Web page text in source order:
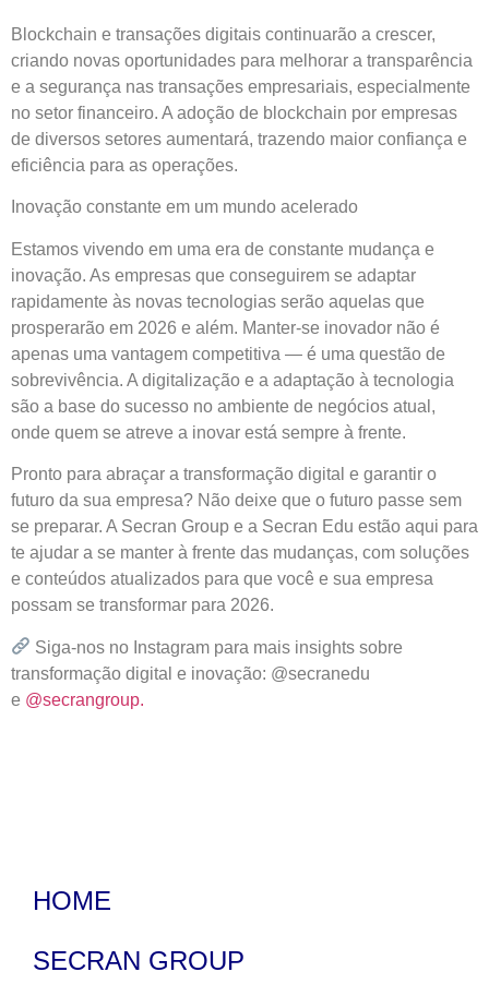
Blockchain e transações digitais continuarão a crescer,
criando novas oportunidades para melhorar a transparência
e a segurança nas transações empresariais, especialmente
no setor financeiro. A adoção de blockchain por empresas
de diversos setores aumentará, trazendo maior confiança e
eficiência para as operações.
Inovação constante em um mundo acelerado
Estamos vivendo em uma era de constante mudança e
inovação. As empresas que conseguirem se adaptar
rapidamente às novas tecnologias serão aquelas que
prosperarão em 2026 e além. Manter-se inovador não é
apenas uma vantagem competitiva — é uma questão de
sobrevivência. A digitalização e a adaptação à tecnologia
são a base do sucesso no ambiente de negócios atual,
onde quem se atreve a inovar está sempre à frente.
Pronto para abraçar a transformação digital e garantir o
futuro da sua empresa? Não deixe que o futuro passe sem
se preparar. A Secran Group e a Secran Edu estão aqui para
te ajudar a se manter à frente das mudanças, com soluções
e conteúdos atualizados para que você e sua empresa
possam se transformar para 2026.
Siga-nos no Instagram para mais insights sobre
transformação digital e inovação: @secranedu
e @secrangroup.
HOME
SECRAN GROUP